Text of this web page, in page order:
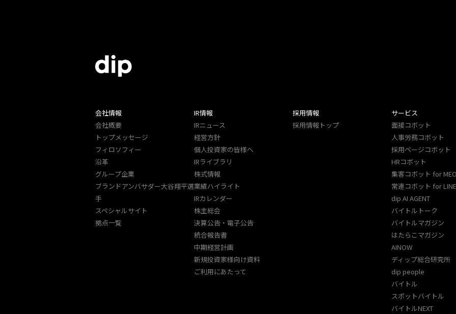
会社情報
会社概要
トップメッセージ
フィロソフィー
沿革
グループ企業
ブランドアンバサダー大谷翔平選
手
スペシャルサイト
拠点一覧
IR情報
IRニュース
経営方針
個人投資家の皆様へ
IRライブラリ
株式情報
業績ハイライト
IRカレンダー
株主総会
決算公告・電子公告
統合報告書
中期経営計画
新規投資家様向け資料
ご利用にあたって
採用情報
採用情報トップ
サービス
面接コボット
人事労務コボット​
採用ページコボット​
HRコボット
集客コボット for MEO
常連コボット for LINE​
dip AI AGENT
バイトルトーク
バイトルマガジン
はたらこマガジン
AINOW
ディップ総合研究所
dip people
バイトル
スポットバイトル
バイトルNEXT